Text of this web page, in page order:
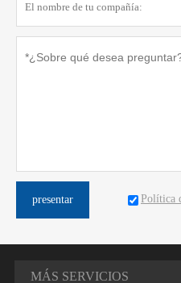
presentar Política
MÁS SERVICIOS